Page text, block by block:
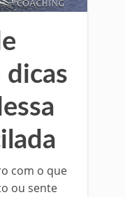
com o que
ou sente